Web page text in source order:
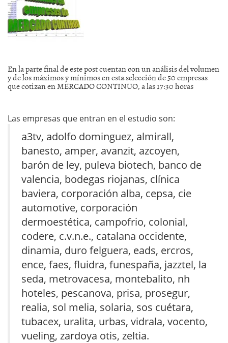
En la parte final de este post cuentan con un análisis del volumen
y de los máximos y mínimos en esta selección de 50 empresas
que cotizan en MERCADO CONTINUO, a las 17:30 horas
Las empresas que entran en el estudio son:
a3tv, adolfo dominguez, almirall,
banesto, amper, avanzit, azcoyen,
barón de ley, puleva biotech, banco de
valencia, bodegas riojanas, clínica
baviera, corporación alba, cepsa, cie
automotive, corporación
dermoestética, campofrio, colonial,
codere, c.v.n.e., catalana occidente,
dinamia, duro felguera, eads, ercros,
ence, faes, fluidra, funespaña, jazztel, la
seda, metrovacesa, montebalito, nh
hoteles, pescanova, prisa, prosegur,
realia, sol melia, solaria, sos cuétara,
tubacex, uralita, urbas, vidrala, vocento,
vueling, zardoya otis, zeltia.